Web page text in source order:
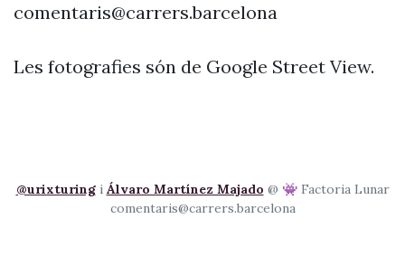
comentaris@carrers.barcelona
Les fotografies són de Google Street View.
@urixturingi Álvaro Martínez Majado @ 👾 Factoria Lunar
comentaris@carrers.barcelona